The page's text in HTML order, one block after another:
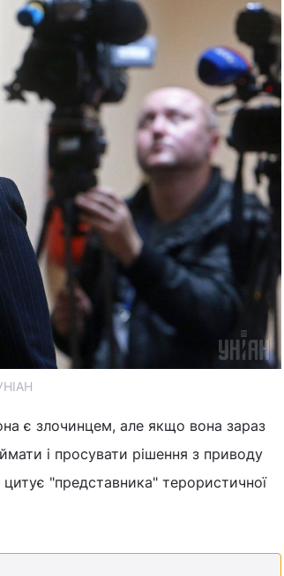
є злочинцем, але якщо вона зараз
і просувати рішення з приводу
"представника" терористичної